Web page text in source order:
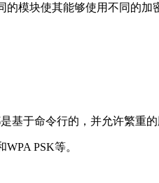
的模块使其能够使用不同的加
基于命令行的，并允许繁重的
PSK等。